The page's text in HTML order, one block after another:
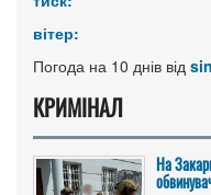
вітер:
Погода на 10 днів від
КРИМІНАЛ
На